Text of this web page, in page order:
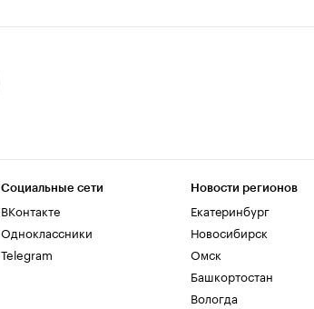
Социальные сети
ВКонтакте
Одноклассники
Telegram
Новости регионов
Екатеринбург
Новосибирск
Омск
Башкортостан
Вологда